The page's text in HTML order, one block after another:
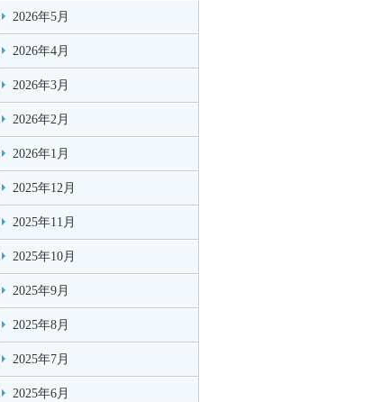
2026年5月
2026年4月
2026年3月
2026年2月
2026年1月
2025年12月
2025年11月
2025年10月
2025年9月
2025年8月
2025年7月
2025年6月